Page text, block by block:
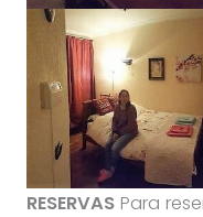
RESERVASPara